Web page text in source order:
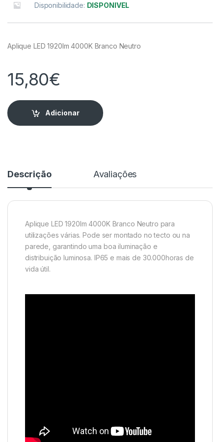
Disponibilidade: DISPONIVEL
Aplique LED 1920lm 4000K Branco Neutro
15,80€
Adicionar
Descrição Avaliações
Aplique LED 1920lm 4000K Branco Neutro para
utilizações várias. Pode ser montado no tecto ou na
parede, garantindo uma boa iluminação e
distribuição luminosa. IP65 e mais de 30.000horas de
vida útil.